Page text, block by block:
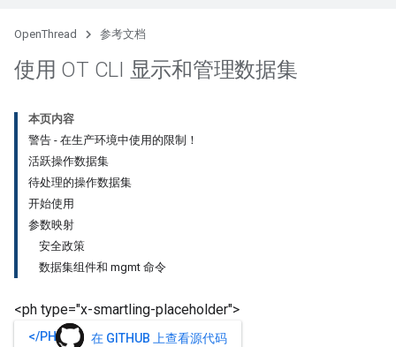
OpenThread 参考文档
使用 OT CLI 显示和管理数据集
本页内容
警告 - 在生产环境中使用的限制！
活跃操作数据集
待处理的操作数据集
开始使用
参数映射
安全政策
数据集组件和 mgmt 命令
<ph type="x-smartling-placeholder">
</PH> 在 GITHUB 上查看源代码